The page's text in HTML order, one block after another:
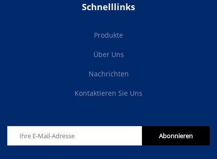
Schnelllinks
Produkte
Über Uns
Nachrichten
Kontaktieren Sie Uns
Abonnieren